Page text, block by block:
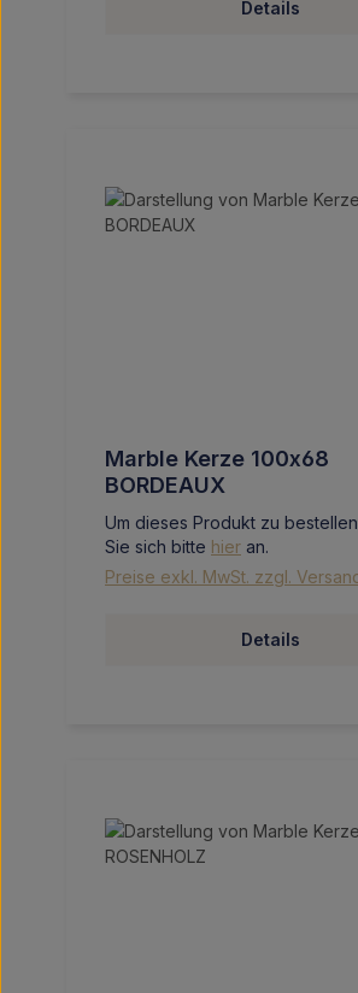
Details
Marble Kerze 100x68
BORDEAUX
Um dieses Produkt zu
Sie sich bitte hier an.
Preise exkl. MwSt. zzgl.
Details